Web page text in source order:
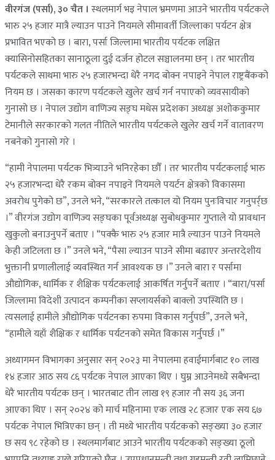
वीरगंज (पर्सा), ३० चैत । स्थलमार्ग भइ नेपाल भ्रमणमा आउने भारतीय पर्यटकले
भारु २५ हजार मात्रै ल्याउन पाउने नियमले सीमावर्ती जिल्लाका पर्यटन क्षेत्र
प्रभावित भएको छ । बारा, पर्सा जिल्लामा भारतीय पर्यटक लक्षित
क्यासिनोसहितका सानाठूला दुई दर्जन होटल सञ्चालनमा छन् । तर भारतीय
पर्यटकले साथमा भारु २५ हजारभन्दा धेरै नगद बोक्न नपाइने नेपाल राष्ट्रबैंकको
नियम छ । जसका कारण पर्यटकले खुलेर खर्च गर्न नपाएको व्यवसायीको
गुनासो छ । नेपाल उद्योग वाणिज्य सङ्घ मधेस प्रदेशका अध्यक्ष अशोककुमार
टेमानीले सरकारको गलत नीतिले भारतीय पर्यटकले खुलेर खर्च गर्ने वातावरण
नबनेको गुनासो गरे ।
“हामी नेपालमा पर्यटक भित्र्याउने भनिरहेका छौँ । तर भारतीय पर्यटकलाई भारु
२५ हजारभन्दा धेरै रकम बोक्न नपाइने नियमले पयर्टन क्षेत्रको विकासमा
अवरोध पुगेको छ”, उनले भने, “सरकारले तत्काल यो नियम पुनःविचार गनुपर्र्छ
।” वीरगंज उद्योग वाणिज्य सङ्घका पूर्वअध्यक्ष सुबोधकुमार गुप्ताले यो प्रावधान
खुकुलो बनाउनुपर्ने बताए । “पक्कै भारु २५ हजार मात्रै ल्याउन पाउने नियमले
केही जटिलता छ ।” उनले भने, “पैसा ल्याउन पाउने सीमा बढाएर अन्तरदेशीय
भुक्तानी प्रणालीलाई व्यवस्थित गर्न आवश्यक छ ।” उनले बारा र पर्सामा
औद्योगिक, धार्मिक र शैक्षिक पर्यटकलाई आकर्षित गर्नुपर्ने बताए । “बारा/पर्सा
जिल्लामा विदेशी उत्पादन कम्पनीका सप्लायर्सको बाक्लो उपस्थिति छ ।
त्यसलाई हामीले औद्योगिक पर्यटनका रुपमा विकास गर्नुपर्छ”, उनले भने,
“हामीले यहाँ शैक्षिक र धार्मिक पर्यटनको समेत विकास गर्नुपर्छ ।”
अध्यागमन विभागका अनुसार सन् २०२३ मा नेपालमा हवाईमार्गबाट १० लाख
१४ हजार आठ सय ८६ पर्यटक नेपाल आएका थिए । घुम्न आउनेमध्ये सबैभन्दा
धेरै भारतीय पर्यटक छन् । भारतबाट तीन लाख १९ हजार नौ सय ३६ जना
आएका थिए । सन् २०२४ को मार्च महिनामा एक लाख २८ हजार एक सय ६७
पर्यटक नेपाल भित्रिएका छन् । ती मध्ये भारतीय पर्यटकको सङ्ख्या ३० हजार
छ सय ९८ रहेको छ । स्थलमार्गबाट आउने भारतीय पर्यटकको सङ्ख्या ठूलो